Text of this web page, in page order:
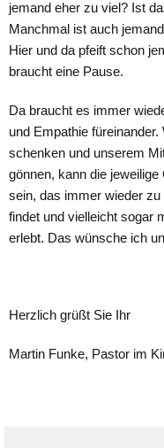
jemand eher zu viel? Ist
Manchmal ist auch
Hier und da pfeift schon
braucht eine Pause.
Da braucht es immer
und Empathie
schenken und unserem
gönnen, kann die
sein, das immer wieder
findet und vielleicht sogar
erlebt. Das wünsche ich
Herzlich grüßt Sie Ihr
Martin Funke, Pastor im